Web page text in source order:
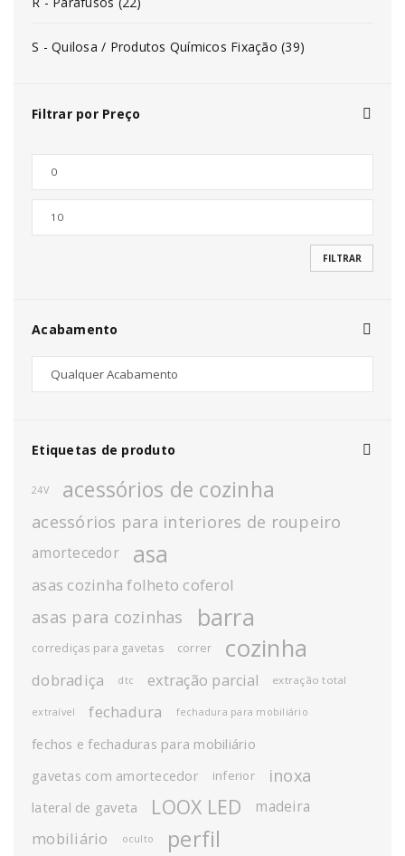
S - Quilosa / Produtos Químicos Fixação (39)
Filtrar por Preço
FILTRAR
Acabamento
Etiquetas de produto
24V acessórios de cozinha
acessórios para interiores de roupeiro
amortecedor asa
asas cozinha folheto coferol
asas para cozinhas barra
corrediças para gavetas correr cozinha
dobradiça dtc extração parcial extração total
extraível fechadura fechadura para mobiliário
fechos e fechaduras para mobiliário
gavetas com amortecedor
inferior inoxa
lateral de gaveta LOOX LED madeira
mobiliário oculto perfil